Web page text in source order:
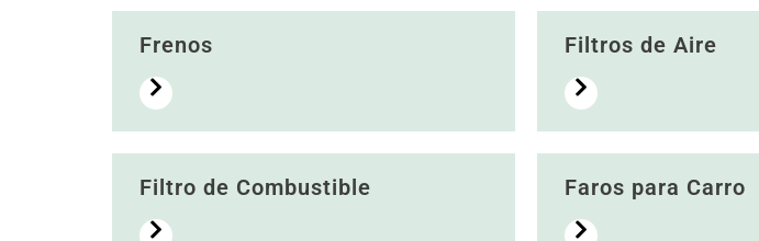
Frenos Filtros de Aire
Filtro de Combustible Faros para Carro